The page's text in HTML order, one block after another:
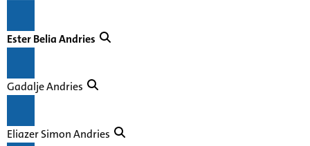
Ester Belia Andries
Gadalje Andries
Eliazer Simon Andries